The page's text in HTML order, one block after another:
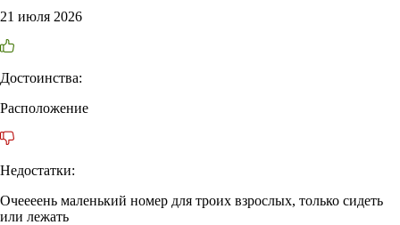
21 июля 2026
Достоинства:
Расположение
Недостатки:
Очеееень маленький номер для троих взрослых, только сидеть
или лежать